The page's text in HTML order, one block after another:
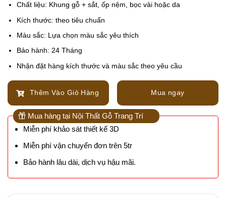
Chất liệu: Khung gỗ + sắt, ốp nệm, bọc vải hoặc da
Kích thước: theo tiêu chuẩn
Màu sắc: Lựa chọn màu sắc yêu thích
Bảo hành: 24 Tháng
Nhận đặt hàng kích thước và màu sắc theo yêu cầu
Thêm Vào Giỏ Hàng Mua ngay
Mua hàng tại Nội Thất Gỗ Trang Trí
Miễn phí khảo sát thiết kế 3D
Miễn phí vận chuyển đơn trên 5tr
Bảo hành lâu dài, dịch vụ hậu mãi.